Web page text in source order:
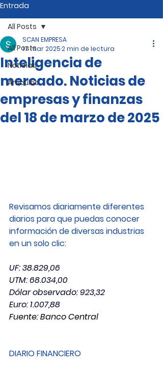
Entrada
All Posts
Noticias
Artículos
All Posts
Inteligencia de
mercado. Noticias de
empresas y finanzas
del 18 de marzo de 2025
SCAN EMPRESA
17 mar 20252 min de lectura
Revisamos diariamente diferentes
diarios para que puedas conocer
información de diversas industrias
en un solo clic:
UF: 38.829,06
UTM: 68.034,00
Dólar observado: 923,32
Euro: 1.007,88
Fuente: Banco Central
DIARIO FINANCIERO